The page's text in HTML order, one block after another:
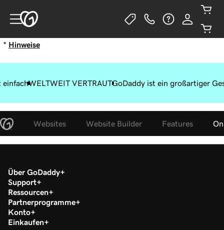
* Hinweise
einfachWELTWEIT VERTRAUTGoDaddy ist ein großartiger
Websites Website Builder Features
Über GoDaddy
Support
Ressourcen
Partnerprogramme
Konto
Einkaufen